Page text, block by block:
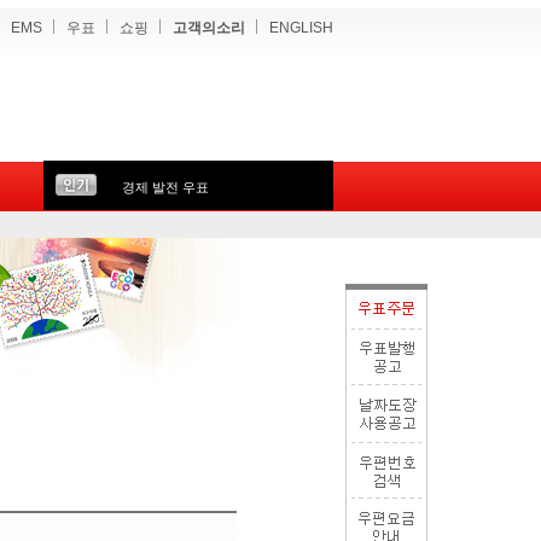
EMS 우표 쇼핑 고객의소리 ENGLISH
경제 발전 우표